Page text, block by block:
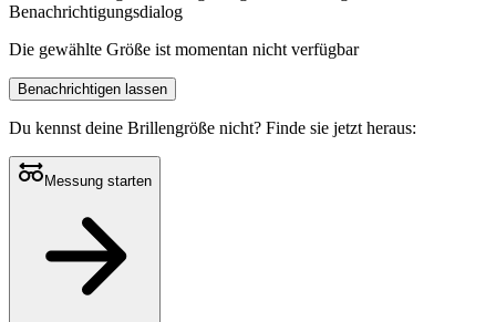
Benachrichtigungsdialog
Die gewählte Größe ist momentan nicht verfügbar
Benachrichtigen lassen
Du kennst deine Brillengröße nicht? Finde sie jetzt heraus:
Messung starten